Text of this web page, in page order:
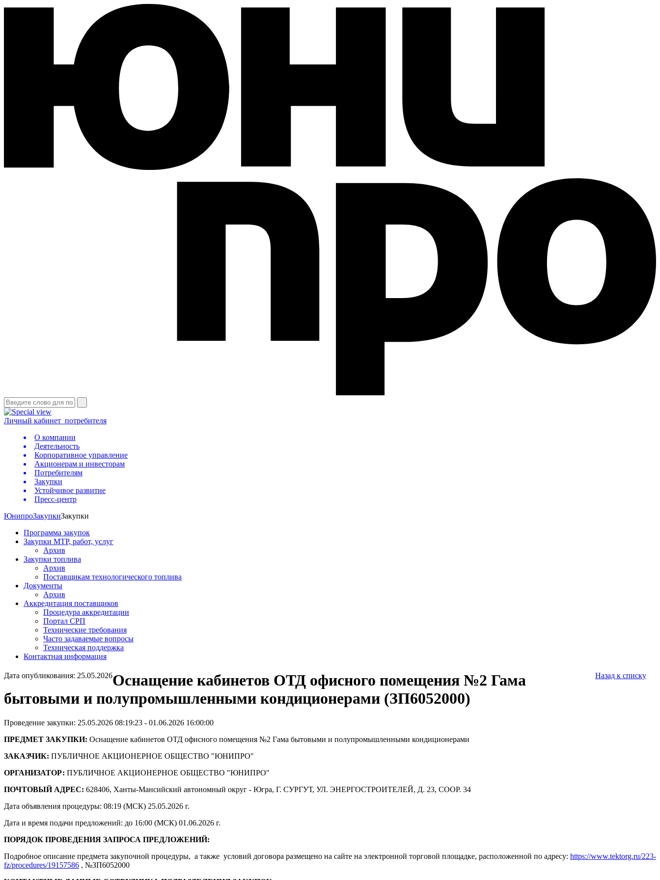
Личный кабинет потребителя
О компании
Деятельность
Корпоративное управление
Акционерам и инвесторам
Потребителям
Закупки
Устойчивое развитие
Пресс-центр
ЮнипроЗакупкиЗакупки
Программа закупок
Закупки МТР, работ, услуг
Архив
Закупки топлива
Архив
Поставщикам технологического топлива
Документы
Архив
Аккредитация поставщиков
Процедура аккредитации
Портал СРП
Технические требования
Часто задаваемые вопросы
Техническая поддержка
Контактная информация
Дата опубликования: 25.05.2026 Назад к списку
Оснащение кабинетов ОТД офисного помещения №2 Гама
бытовыми и полупромышленными кондиционерами (ЗП6052000)
Проведение закупки: 25.05.2026 08:19:23 - 01.06.2026 16:00:00
ПРЕДМЕТ ЗАКУПКИ: Оснащение кабинетов ОТД офисного помещения №2 Гама бытовыми и полупромышленными кондиционерами
ЗАКАЗЧИК: ПУБЛИЧНОЕ АКЦИОНЕРНОЕ ОБЩЕСТВО "ЮНИПРО"
ОРГАНИЗАТОР: ПУБЛИЧНОЕ АКЦИОНЕРНОЕ ОБЩЕСТВО "ЮНИПРО"
ПОЧТОВЫЙ АДРЕС: 628406, Ханты-Мансийский автономный округ - Югра, Г. СУРГУТ, УЛ. ЭНЕРГОСТРОИТЕЛЕЙ, Д. 23, СООР. 34
Дата объявления процедуры: 08:19 (МСК) 25.05.2026 г.
Дата и время подачи предложений: до 16:00 (МСК) 01.06.2026 г.
ПОРЯДОК ПРОВЕДЕНИЯ ЗАПРОСА ПРЕДЛОЖЕНИЙ:
Подробное описание предмета закупочной процедуры, а также условий договора размещено на сайте на электронной торговой площадке, расположенной по адресу: https://www.tektorg.ru/223-
fz/procedures/19157586 , №ЗП6052000